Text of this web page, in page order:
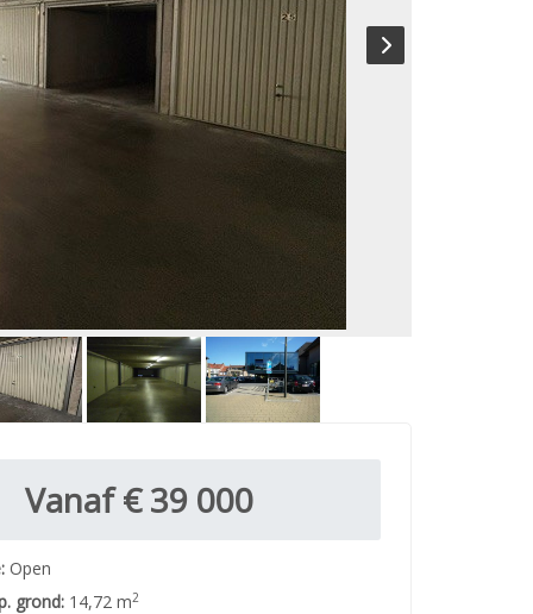
Vanaf € 39 000
Open
grond:14,72 m2